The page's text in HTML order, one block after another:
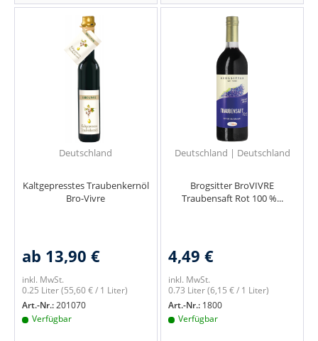
Deutschland
Kaltgepresstes Traubenkernöl
Bro-Vivre
ab 13,90 €
inkl. MwSt.
0.25 Liter(55,60 € / 1 Liter)
Art.-Nr.:201070
Verfügbar
Deutschland | Deutschland
Brogsitter BroVIVRE
Traubensaft Rot 100 %...
4,49 €
inkl. MwSt.
0.73 Liter(6,15 € / 1 Liter)
Art.-Nr.: 1800
Verfügbar